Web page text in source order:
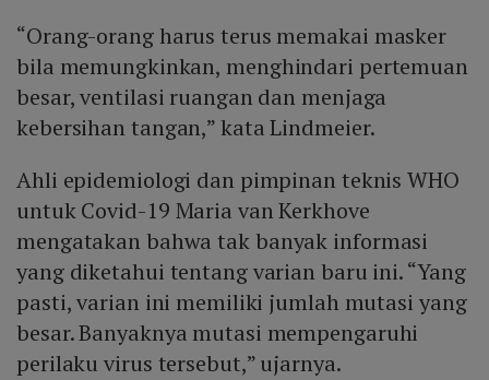
“Orang-orang harus terus memakai masker
bila memungkinkan, menghindari pertemuan
besar, ventilasi ruangan dan menjaga
kebersihan tangan,” kata Lindmeier.
Ahli epidemiologi dan pimpinan teknis WHO
untuk Covid-19 Maria van Kerkhove
mengatakan bahwa tak banyak informasi
yang diketahui tentang varian baru ini. “Yang
pasti, varian ini memiliki jumlah mutasi yang
besar. Banyaknya mutasi mempengaruhi
perilaku virus tersebut,” ujarnya.